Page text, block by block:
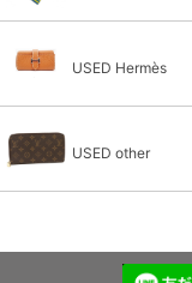
USED Hermès
USED other